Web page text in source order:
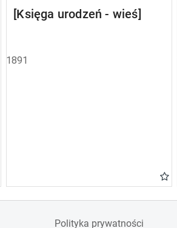
[Księga urodzeń - wieś]
1891
Polityka prywatności